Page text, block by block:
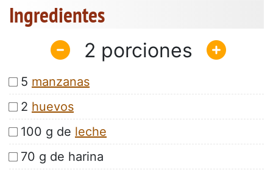
Ingredientes
2
5 manzanas
2 huevos
100 g de leche
70 g de harina